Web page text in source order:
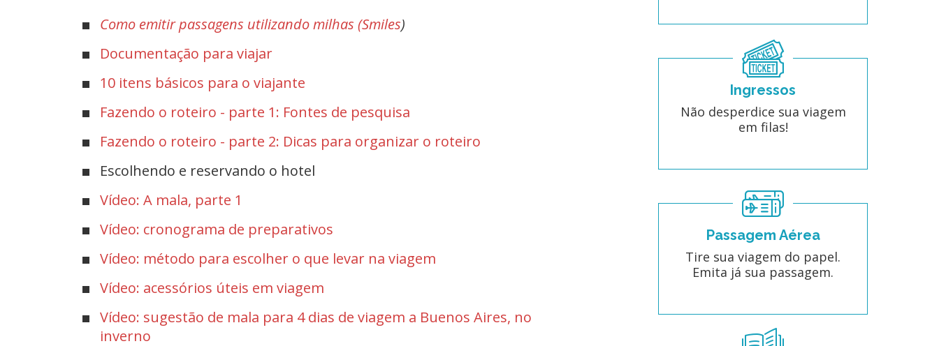
Como emitir passagens utilizando milhas (Smiles)
Documentação para viajar
10 itens básicos para o viajante
Fazendo o roteiro - parte 1: Fontes de pesquisa
Fazendo o roteiro - parte 2: Dicas para organizar o roteiro
Escolhendo e reservando o hotel
Vídeo: A mala, parte 1
Vídeo: cronograma de preparativos
Vídeo: método para escolher o que levar na viagem
Vídeo: acessórios úteis em viagem
Vídeo: sugestão de mala para 4 dias de viagem a Buenos Aires, no
inverno
Ingressos
Não desperdice sua viagem
em filas!
Passagem Aérea
Tire sua viagem do papel.
Emita já sua passagem.